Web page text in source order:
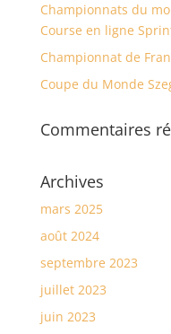
Championnats du
Course en ligne
Championnat de
Coupe du Monde
Commentaires
Archives
mars 2025
août 2024
septembre 2023
juillet 2023
juin 2023